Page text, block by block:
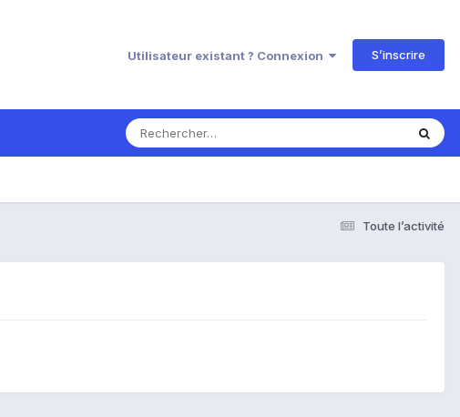
Utilisateur existant ? Connexion S’inscrire
Toute l’activité